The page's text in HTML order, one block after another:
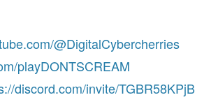
@DigitalCybercherries
playDONTSCREAM
discord.com/invite/TGBR58KPjB